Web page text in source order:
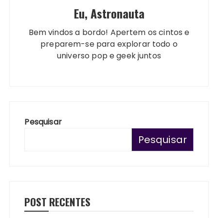
Eu, Astronauta
Bem vindos a bordo! Apertem os cintos e
preparem-se para explorar todo o
universo pop e geek juntos
Pesquisar
Pesquisar
POST RECENTES